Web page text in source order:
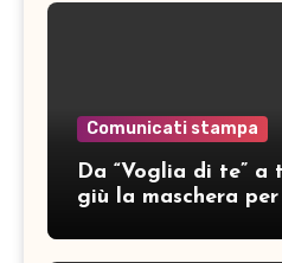
Comunicati stampa
Da “Voglia di te”
giù la maschera per